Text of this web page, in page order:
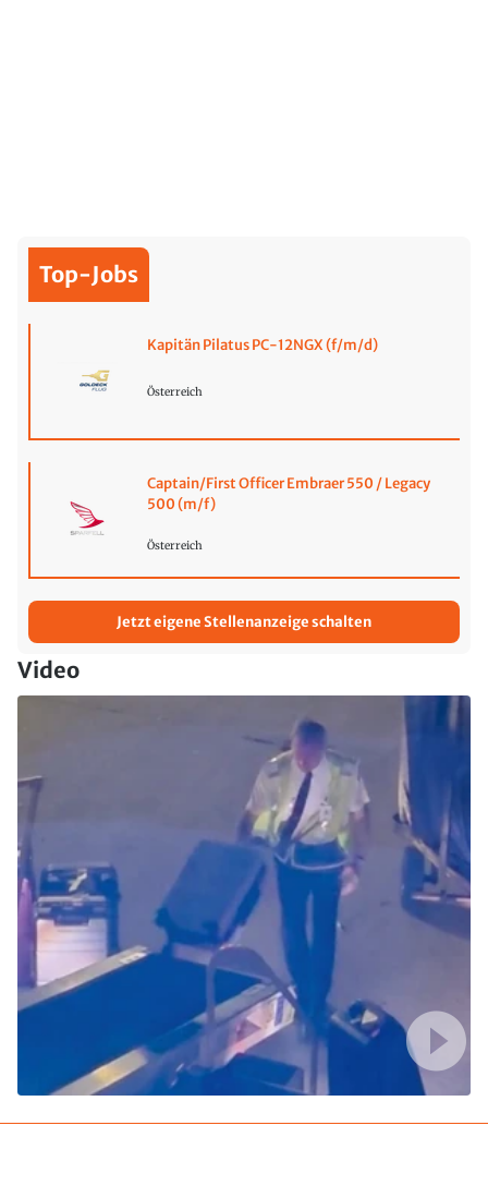
Top-Jobs
Kapitän Pilatus PC-12NGX (f/m/d)
Österreich
Captain/First Officer Embraer 550 / Legacy
500 (m/f)
Österreich
Jetzt eigene Stellenanzeige schalten
Video